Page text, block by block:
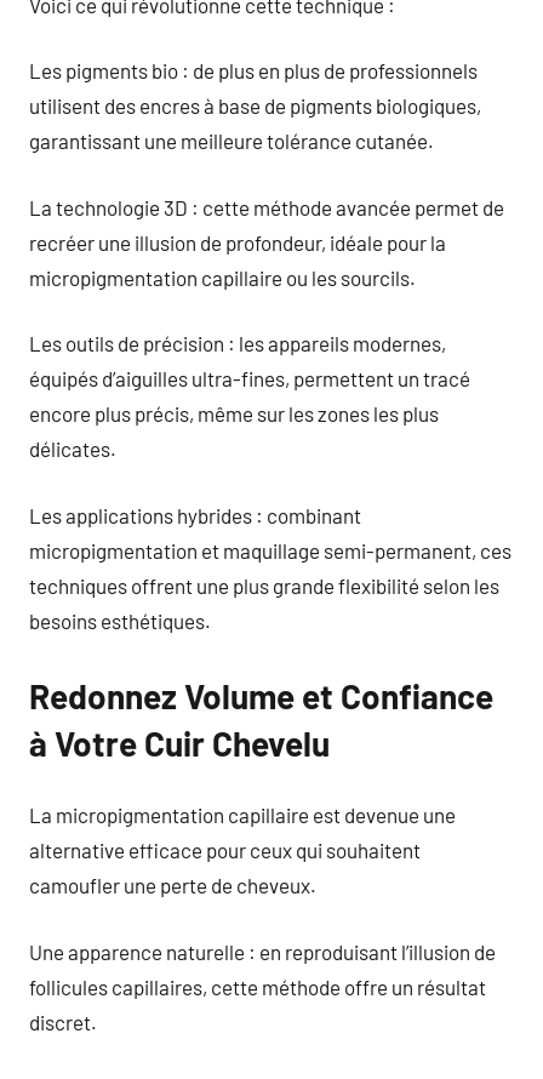
Les pigments bio : de plus en plus de professionnels
utilisent des encres à base de pigments biologiques,
garantissant une meilleure tolérance cutanée.
La technologie 3D : cette méthode avancée permet de
recréer une illusion de profondeur, idéale pour la
micropigmentation capillaire ou les sourcils.
Les outils de précision : les appareils modernes,
équipés d’aiguilles ultra-fines, permettent un tracé
encore plus précis, même sur les zones les plus
délicates.
Les applications hybrides : combinant
micropigmentation et maquillage semi-permanent, ces
techniques offrent une plus grande flexibilité selon les
besoins esthétiques.
Redonnez Volume et Confiance
à Votre Cuir Chevelu
La micropigmentation capillaire est devenue une
alternative efficace pour ceux qui souhaitent
camoufler une perte de cheveux.
Une apparence naturelle : en reproduisant l’illusion de
follicules capillaires, cette méthode offre un résultat
discret.